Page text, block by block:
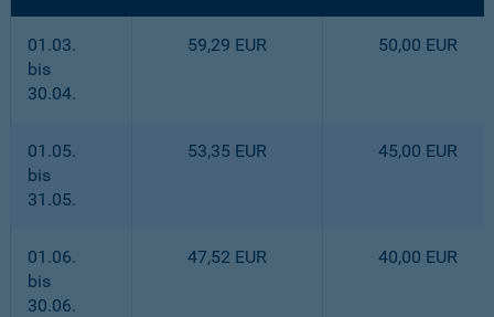
01.03.
bis
30.04.
59,29 EUR 50,00 EUR
01.05.
bis
31.05.
53,35 EUR 45,00 EUR
01.06.
bis
30.06.
47,52 EUR 40,00 EUR